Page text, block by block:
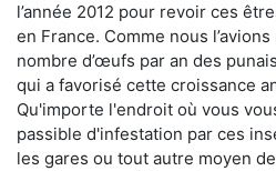
l’année 2012 pour revoir ces
en France. Comme nous
nombre d’œufs par an des
qui a favorisé cette croissance
Qu'importe l'endroit où vous
passible d'infestation par ces
les gares ou tout autre moyen